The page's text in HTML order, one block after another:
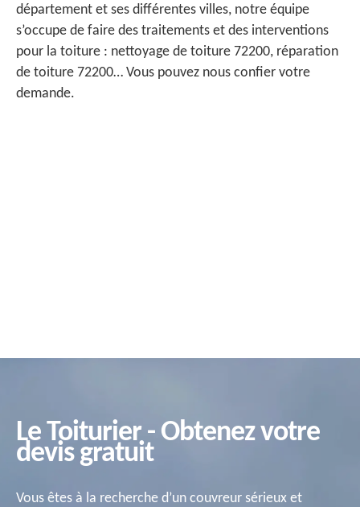
département et ses différentes villes, notre équipe
s’occupe de faire des traitements et des interventions
pour la toiture : nettoyage de toiture 72200, réparation
de toiture 72200… Vous pouvez nous confier votre
demande.
Le Toiturier - Obtenez votre
devis gratuit
Vous êtes à la recherche d’un couvreur sérieux et